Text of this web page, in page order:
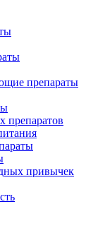
препараты
препаратов
привычек